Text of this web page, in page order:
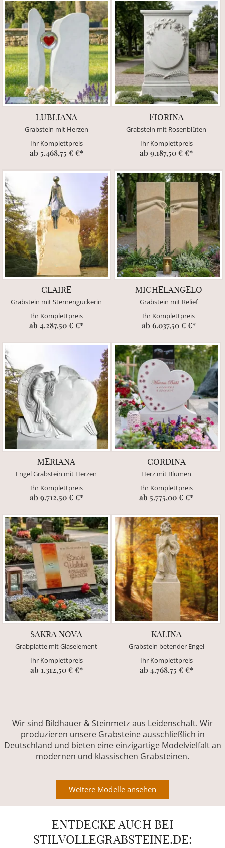
LUBLIANA
Grabstein mit Herzen
Ihr Komplettpreis
ab 5.468,75 € €*
FIORINA
Grabstein mit Rosenblüten
Ihr Komplettpreis
ab 9.187,50 € €*
CLAIRE
Grabstein mit Sternenguckerin
Ihr Komplettpreis
ab 4.287,50 € €*
MICHELANGELO
Grabstein mit Relief
Ihr Komplettpreis
ab 6.037,50 € €*
MERIANA
Engel Grabstein mit Herzen
Ihr Komplettpreis
ab 9.712,50 € €*
CORDINA
Herz mit Blumen
Ihr Komplettpreis
ab 5.775,00 € €*
SAKRA NOVA
Grabplatte mit Glaselement
Ihr Komplettpreis
ab 1.312,50 € €*
KALINA
Grabstein betender Engel
Ihr Komplettpreis
ab 4.768.75 € €*
Wir sind Bildhauer & Steinmetz aus Leidenschaft. Wir
produzieren unsere Grabsteine ausschließlich in
Deutschland und bieten eine einzigartige Modelvielfalt an
modernen und klassischen Grabsteinen.
Weitere Modelle ansehen
ENTDECKE AUCH BEI
STILVOLLEGRABSTEINE.DE: